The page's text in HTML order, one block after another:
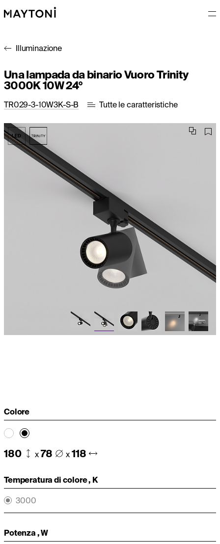
Illuminazione
Una lampada da binario Vuoro Trinity
3000K 10W 24°
TR029-3-10W3K-S-B Tutte le caratteristiche
Colore
180 x 78 x 118
Temperatura di colore , K
3000
Potenza , W